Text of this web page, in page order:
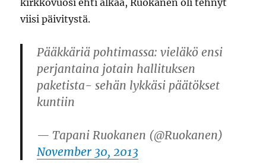
kirkkovuosi ehti alkaa, Ruokanen oli tehnyt
viisi päivitystä.
Pääkkäriä pohtimassa: vieläkö ensi
perjantaina jotain hallituksen
paketista- sehän lykkäsi päätökset
kuntiin
— Tapani Ruokanen (@Ruokanen)
November 30, 2013